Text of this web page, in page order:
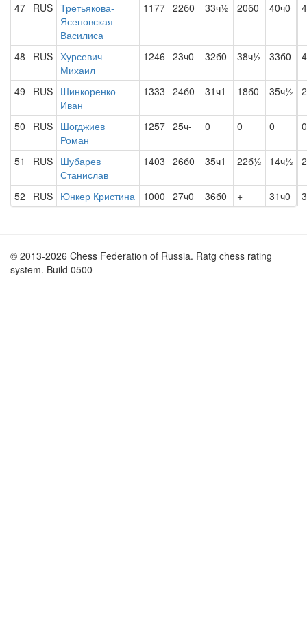
47 RUS Третьякова-
Ясеновская
Василиса
1177 22б0 33ч½ 20б0 40ч0
48 RUS Хурсевич
Михаил
1246 23ч0 32б0 38ч½ 33б0
49 RUS Шинкоренко
Иван
1333 24б0 31ч1 18б0 35ч½
50 RUS Шогджиев
Роман
1257 25ч- 0 0 0 0
51 RUS Шубарев
Станислав
1403 26б0 35ч1 22б½ 14ч½
52 RUS Юнкер Кристина 1000 27ч0 36б0 + 31ч0
© 2013-2026 Chess Federation of Russia. Ratg chess rating
system. Build 0500